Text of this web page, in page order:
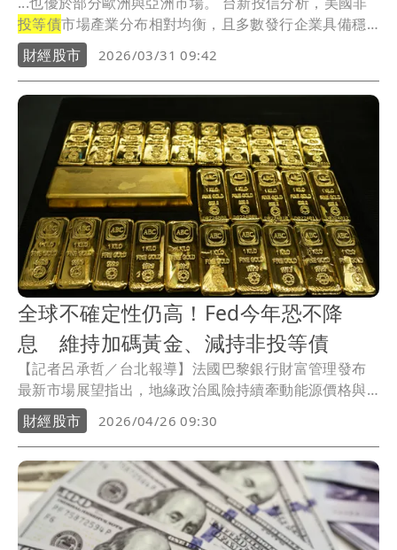
投等債市場產業分布相對均衡，且多數發行企業具備穩
定...
財經股市 2026/03/31 09:42
全球不確定性仍高！Fed今年恐不降
息 維持加碼黃金、減持非投等債
【記者呂承哲／台北報導】法國巴黎銀行財富管理發布
最新市場展望指出，地緣政治風險持續牽動能源價格與
通膨預期，儘管近期外交情勢略有緩和，但全球市場不
確定性仍高，主要央行短期內傾向維持觀望立場。其
中，美國通膨壓力仍在，加上勞動市場逐步再平衡，預
估聯準會今年將不再降息。
財經股市 2026/04/26 09:30